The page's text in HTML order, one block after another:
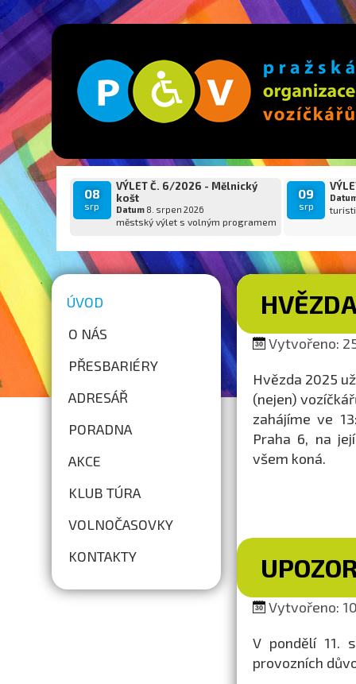
08
srp
VÝLET Č. 6/2026 - Mělnický
košt
Datum8. srpen 2026
městský výlet s volným programem
09
srp
ÚVOD
O NÁS
PŘESBARIÉRY
ADRESÁŘ
PORADNA
AKCE
KLUB TÚRA
VOLNOČASOVKY
KONTAKTY
Vytvořeno:
Hvězda 2025
(nejen)
zahájíme ve
Praha 6, na
všem koná.
Vytvořeno:
V pondělí 11.
provozních